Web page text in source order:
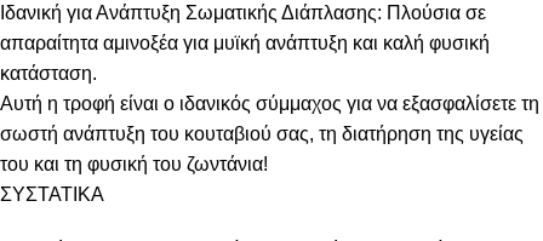
Ιδανική για Ανάπτυξη Σωματικής Διάπλασης: Πλούσια σε
απαραίτητα αμινοξέα για μυϊκή ανάπτυξη και καλή φυσική
κατάσταση.
Αυτή η τροφή είναι ο ιδανικός σύμμαχος για να εξασφαλίσετε τη
σωστή ανάπτυξη του κουταβιού σας, τη διατήρηση της υγείας
του και τη φυσική του ζωντάνια!
ΣΥΣΤΑΤΙΚΑ